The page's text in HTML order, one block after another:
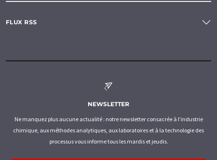
FLUX RSS
NEWSLETTER
Ne manquez plus aucune actualité : notre newsletter consacrée à l'industrie
chimique, aux méthodes analytiques, aux laboratoires et à la technologie des
processus vous informe tous les mardis et jeudis.